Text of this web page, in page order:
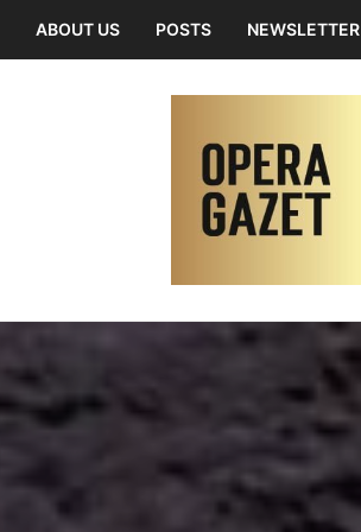
ABOUT US POSTS NEWSLETTER